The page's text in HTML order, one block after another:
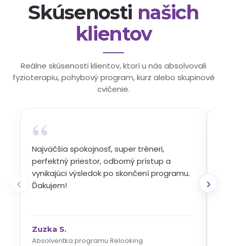
Skúsenosti našich
klientov
Reálne skúsenosti klientov, ktorí u nás absolvovali
fyzioterapiu, pohybový program, kurz alebo skupinové
cvičenie.
‹
“
Najväčšia spokojnosť, super tréneri,
perfektný priestor, odborný prístup a
vynikajúci výsledok po skončení programu.
Ďakujem!
Zuzka S.
Absolventka programu Relooking
›